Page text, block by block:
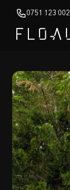
0751 123 002